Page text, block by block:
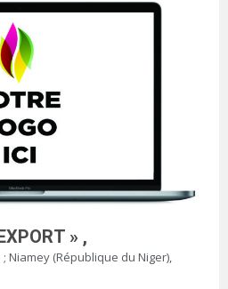
» ,
Niamey (République du Niger),